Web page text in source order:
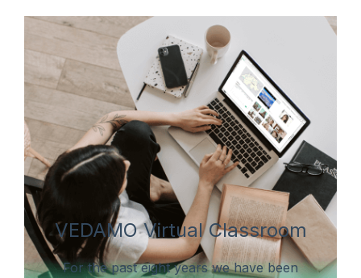
VEDAMO Virtual Classroom
For the past eight years we have been